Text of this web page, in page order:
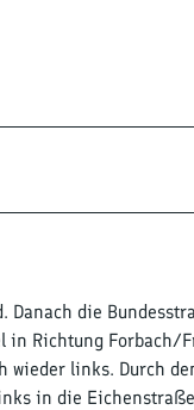
Danach die
Richtung Forbach/
links. Durch
in die